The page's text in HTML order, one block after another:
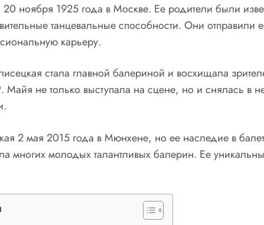
ноября 1925 года в Москве. Ее родители были
танцевальные способности. Они
карьеру.
стала главной балериной и восхищала
не только выступала на сцене, но и снялась в
2 мая 2015 года в Мюнхене, но ее наследие в
многих молодых талантливых балерин. Ее